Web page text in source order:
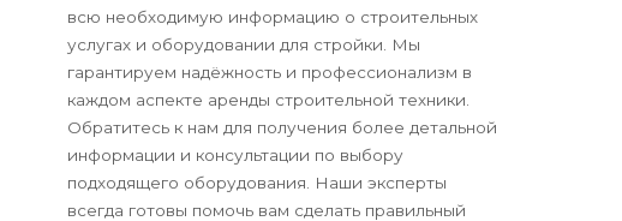
всю необходимую информацию о строительных
услугах и оборудовании для стройки. Мы
гарантируем надёжность и профессионализм в
каждом аспекте аренды строительной техники.
Обратитесь к нам для получения более детальной
информации и консультации по выбору
подходящего оборудования. Наши эксперты
всегда готовы помочь вам сделать правильный